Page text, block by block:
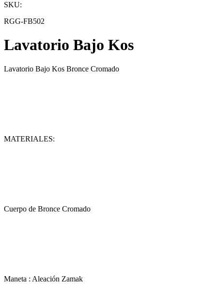
SKU:
RGG-FB502
Lavatorio Bajo Kos
Lavatorio Bajo Kos Bronce Cromado
MATERIALES:
Cuerpo de Bronce Cromado
Maneta : Aleación Zamak